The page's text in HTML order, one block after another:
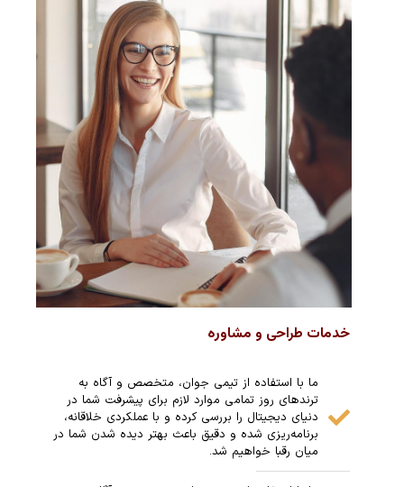
خدمات طراحی و مشاوره
ما با استفاده از تیمی جوان، متخصص و آگاه به
ترندهای روز تمامی موارد لازم برای پیشرفت شما در
دنیای دیجیتال را بررسی کرده و با عملکردی خلاقانه،
برنامه‌ریزی شده و دقیق باعث بهتر دیده شدن شما در
میان رقبا خواهیم شد.